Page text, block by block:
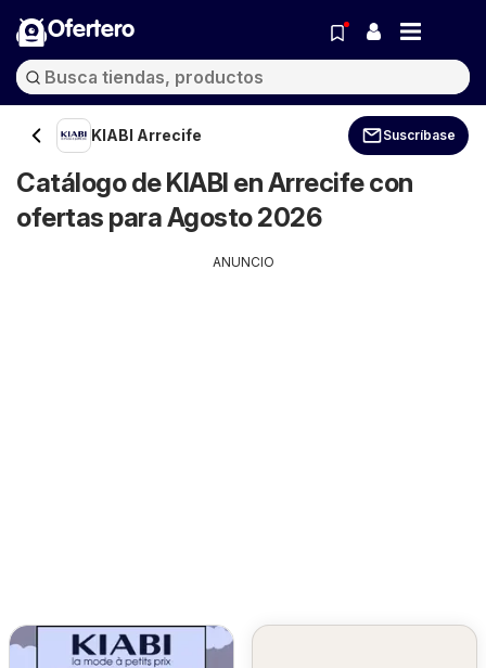
Ofertero
KIABI Arrecife Suscríbase
Catálogo de KIABI en Arrecife con
ofertas para Agosto 2026
ANUNCIO